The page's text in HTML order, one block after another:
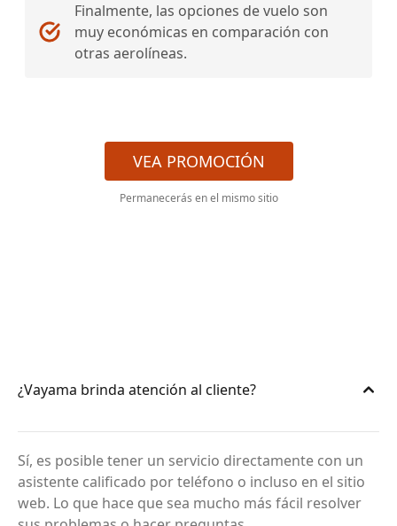
Finalmente, las opciones de vuelo son
muy económicas en comparación con
otras aerolíneas.
VEA PROMOCIÓN
Permanecerás en el mismo sitio
¿Vayama brinda atención al cliente?
Sí, es posible tener un servicio directamente con un
asistente calificado por teléfono o incluso en el sitio
web. Lo que hace que sea mucho más fácil resolver